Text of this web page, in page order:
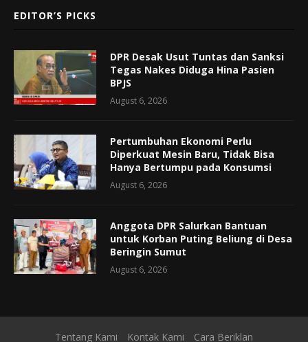
EDITOR’S PICKS
DPR Desak Usut Tuntas dan Sanksi
Tegas Nakes Diduga Hina Pasien
BPJS
August 6, 2026
Pertumbuhan Ekonomi Perlu
Diperkuat Mesin Baru, Tidak Bisa
Hanya Bertumpu pada Konsumsi
August 6, 2026
Anggota DPR Salurkan Bantuan
untuk Korban Puting Beliung di Desa
Beringin Sumut
August 6, 2026
Tentang Kami Kontak Kami Cara Beriklan